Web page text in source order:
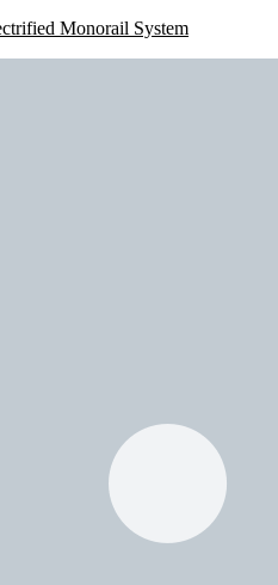
Monorail System